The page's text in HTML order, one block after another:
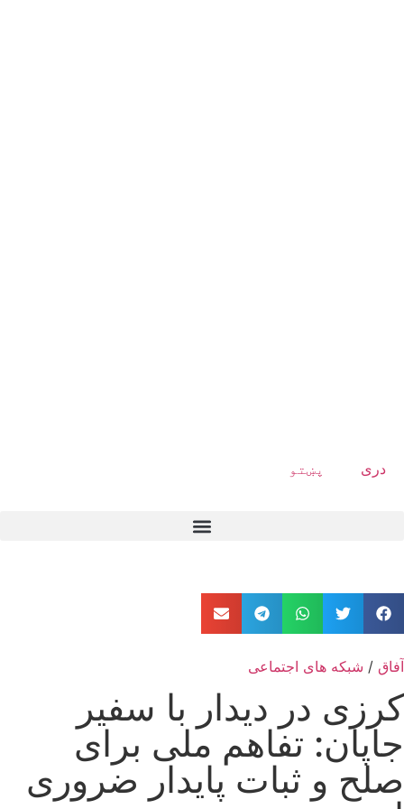
دری پښتو
آفاق / شبکه های اجتماعی
کرزی در دیدار با سفیر
جاپان: تفاهم ملی برای
صلح و ثبات پایدار ضروری